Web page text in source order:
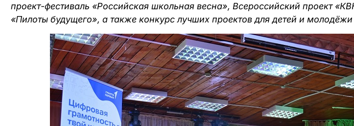
проект-фестиваль «Российская школьная весна», Всероссийский проект
«Пилоты будущего», а также конкурс лучших проектов для детей и